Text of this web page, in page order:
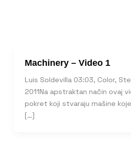
Machinery – Video 1
Luis Soldevilla 03:03, Color,
2011Na apstraktan način ovaj
pokret koji stvaraju mašine
[…]